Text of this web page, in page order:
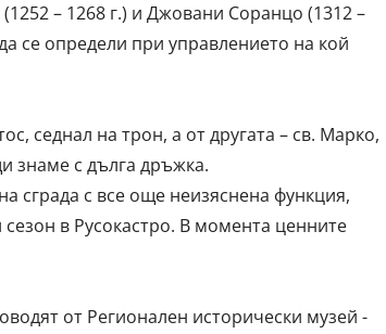
– 1268 г.) и Джовани Соранцо (1312 –
се определи при управлението на кой
седнал на трон, а от другата – св. Марко,
знаме с дълга дръжка.
сграда с все още неизяснена функция,
в Русокастро. В момента ценните
от Регионален исторически музей -